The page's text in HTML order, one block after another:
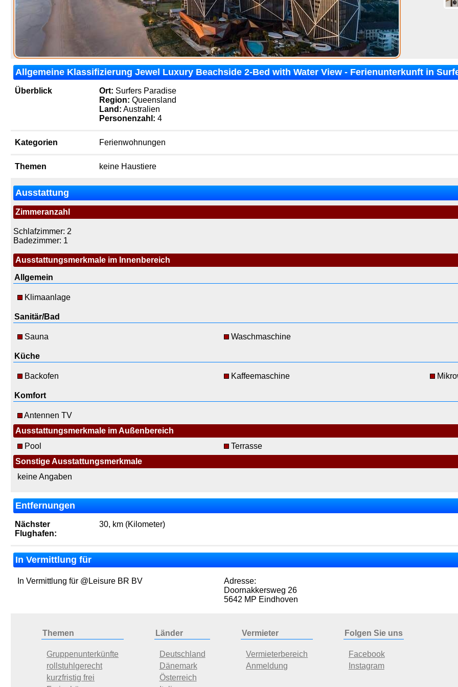
Allgemeine Klassifizierung Jewel Luxury Beachside 2-Bed with Water View - Ferienunterkunft in
Überblick Ort: Surfers Paradise
Region: Queensland
Land: Australien
Personenzahl: 4
Kategorien Ferienwohnungen
Themen keine Haustiere
Ausstattung
Zimmeranzahl
Schlafzimmer: 2
Badezimmer: 1
Ausstattungsmerkmale im Innenbereich
Allgemein
Klimaanlage
Sanitär/Bad
Sauna Waschmaschine
Küche
Backofen Kaffeemaschine
Komfort
Antennen TV
Ausstattungsmerkmale im Außenbereich
Pool
Terrasse
Sonstige Ausstattungsmerkmale
keine Angaben
Entfernungen
Nächster
Flughafen:
30, km (Kilometer)
In Vermittlung für
In Vermittlung für @Leisure BR BV
Adresse:
Doornakkersweg 26
5642 MP Eindhoven
Themen
Gruppenunterkünfte
rollstuhlgerecht
kurzfristig frei
Länder
Deutschland
Dänemark
Österreich
Vermieter
Vermieterbereich
Anmeldung
Folgen Sie uns
Facebook
Instagram